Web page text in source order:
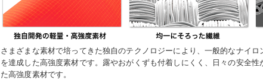
さまざまな素材で培ってきた独自のテクノロジーにより、一般的なナイ
を達成した高強度素材です。露やおがくずも付着しにくく、日々の安全
た高強度素材です。